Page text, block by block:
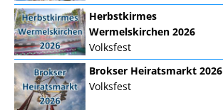
Herbstkirmes
Wermelskirchen 2026
Volksfest
Brokser Heiratsmarkt 2026
Volksfest